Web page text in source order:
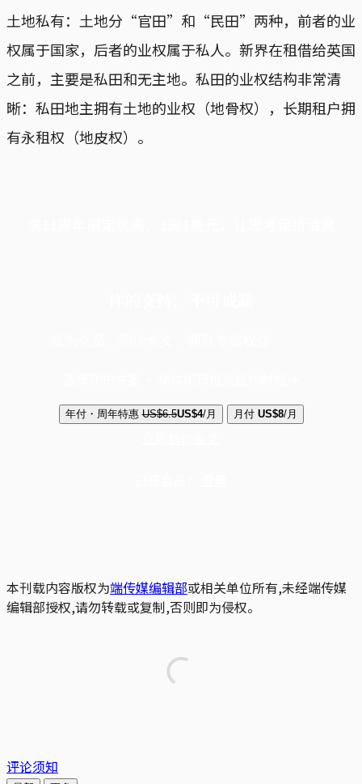
土地私有：土地分“官田”和“民田”两种，前者的业
权属于国家，后者的业权属于私人。新界在租借给英国
之前，主要是私田和无主地。私田的业权结构非常清
晰：私田地主拥有土地的业权（地骨权），长期租户拥
有永租权（地皮权）。
年付・周年特惠 US$6.5US$4/月 月付 US$8/月
本刊载内容版权为端传媒编辑部或相关单位所有,未经端传媒
编辑部授权,请勿转载或复制,否则即为侵权。
评论须知